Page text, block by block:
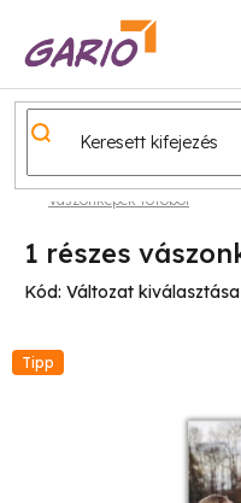
Vászonképek fotóból
1 részes
Kód: Változat kiválasztása
Tipp